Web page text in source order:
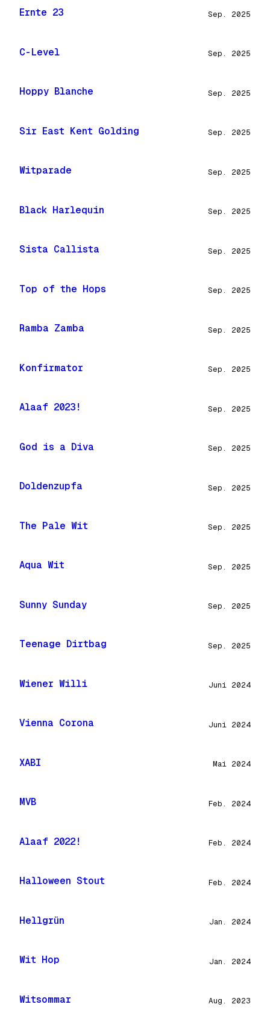
Ernte 23 Sep. 2025
C-Level Sep. 2025
Hoppy Blanche Sep. 2025
Sir East Kent Golding Sep. 2025
Witparade Sep. 2025
Black Harlequin Sep. 2025
Sista Callista Sep. 2025
Top of the Hops Sep. 2025
Ramba Zamba Sep. 2025
Konfirmator Sep. 2025
Alaaf 2023! Sep. 2025
God is a Diva Sep. 2025
Doldenzupfa Sep. 2025
The Pale Wit Sep. 2025
Aqua Wit Sep. 2025
Sunny Sunday Sep. 2025
Teenage Dirtbag Sep. 2025
Wiener Willi Juni 2024
Vienna Corona Juni 2024
XABI Mai 2024
MVB Feb. 2024
Alaaf 2022! Feb. 2024
Halloween Stout Feb. 2024
Hellgrün Jan. 2024
Wit Hop Jan. 2024
Witsommar Aug. 2023